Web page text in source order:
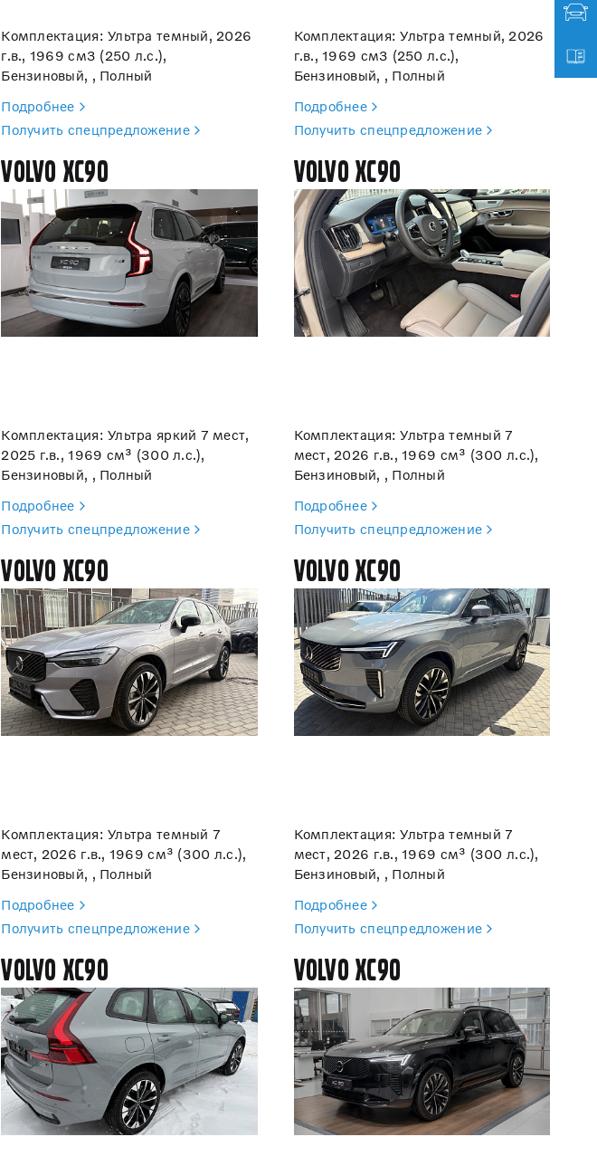
Комплектация: Ультра темный, 2026
г.в., 1969 см3 (250 л.с.),
Бензиновый, , Полный
Подробнее
Получить спецпредложение
Комплектация: Ультра темный, 2026
г.в., 1969 см3 (250 л.с.),
Бензиновый, , Полный
Подробнее
Получить спецпредложение
Volvo XC90
Комплектация: Ультра яркий 7 мест,
2025 г.в., 1969 см³ (300 л.с.),
Бензиновый, , Полный
Подробнее
Получить спецпредложение
Volvo XC90
Комплектация: Ультра темный 7
мест, 2026 г.в., 1969 см³ (300 л.с.),
Бензиновый, , Полный
Подробнее
Получить спецпредложение
Volvo XC90
Комплектация: Ультра темный 7
мест, 2026 г.в., 1969 см³ (300 л.с.),
Бензиновый, , Полный
Подробнее
Получить спецпредложение
Volvo XC90
Комплектация: Ультра темный 7
мест, 2026 г.в., 1969 см³ (300 л.с.),
Бензиновый, , Полный
Подробнее
Получить спецпредложение
Volvo XC90 Volvo XC90